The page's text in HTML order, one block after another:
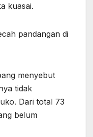
kuasai.
pandangan di
menyebut
tidak
Dari total 73
belum